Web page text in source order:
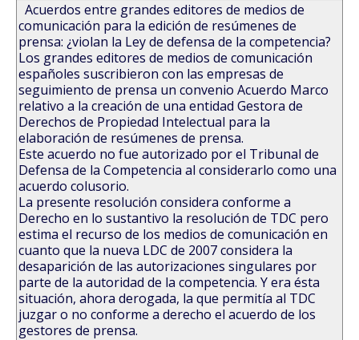
Acuerdos entre grandes editores de medios de
comunicación para la edición de resúmenes de
prensa: ¿violan la Ley de defensa de la competencia?
Los grandes editores de medios de comunicación
españoles suscribieron con las empresas de
seguimiento de prensa un convenio Acuerdo Marco
relativo a la creación de una entidad Gestora de
Derechos de Propiedad Intelectual para la
elaboración de resúmenes de prensa.
Este acuerdo no fue autorizado por el Tribunal de
Defensa de la Competencia al considerarlo como una
acuerdo colusorio.
La presente resolución considera conforme a
Derecho en lo sustantivo la resolución de TDC pero
estima el recurso de los medios de comunicación en
cuanto que la nueva LDC de 2007 considera la
desaparición de las autorizaciones singulares por
parte de la autoridad de la competencia. Y era ésta
situación, ahora derogada, la que permitía al TDC
juzgar o no conforme a derecho el acuerdo de los
gestores de prensa.